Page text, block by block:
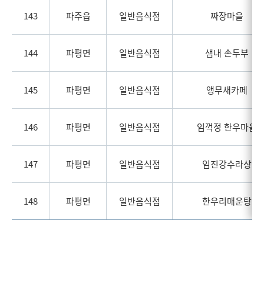
143 파주읍 일반음식점 짜장마을
144 파평면 일반음식점 샘내 손두부
145 파평면 일반음식점 앵무새카페
146 파평면 일반음식점 임꺽정 한우마을
147 파평면 일반음식점 임진강수라상
148 파평면 일반음식점 한우리매운탕